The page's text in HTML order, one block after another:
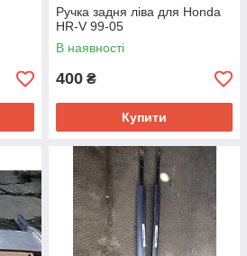
Ручка задня ліва для Honda
HR-V 99-05
В наявності
400 ₴
Купити